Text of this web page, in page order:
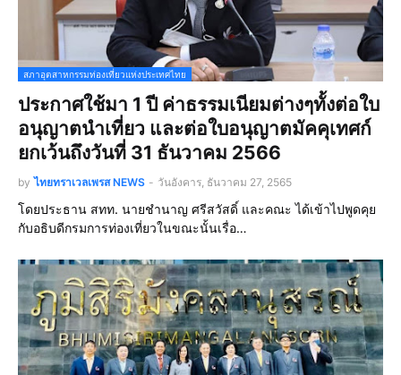
สภาอุตสาหกรรมท่องเที่ยวแห่งประเทศไทย
ประกาศใช้มา 1 ปี ค่าธรรมเนียมต่างๆทั้งต่อใบ
อนุญาตนำเที่ยว และต่อใบอนุญาตมัคคุเทศก์
ยกเว้นถึงวันที่ 31 ธันวาคม 2566
by ไทยทราเวลเพรส NEWS - วันอังคาร, ธันวาคม 27, 2565
โดยประธาน สทท. นายชำนาญ ศรีสวัสดิ์ และคณะ ได้เข้าไปพูดคุย
กับอธิบดีกรมการท่องเที่ยวในขณะนั้นเรื่อ…